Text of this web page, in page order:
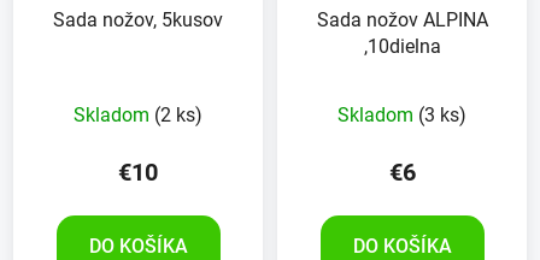
Sada nožov, 5kusov
Skladom (2 ks)
€10
DO KOŠÍKA
Sada nožov ALPINA
,10dielna
Skladom (3 ks)
€6
DO KOŠÍKA